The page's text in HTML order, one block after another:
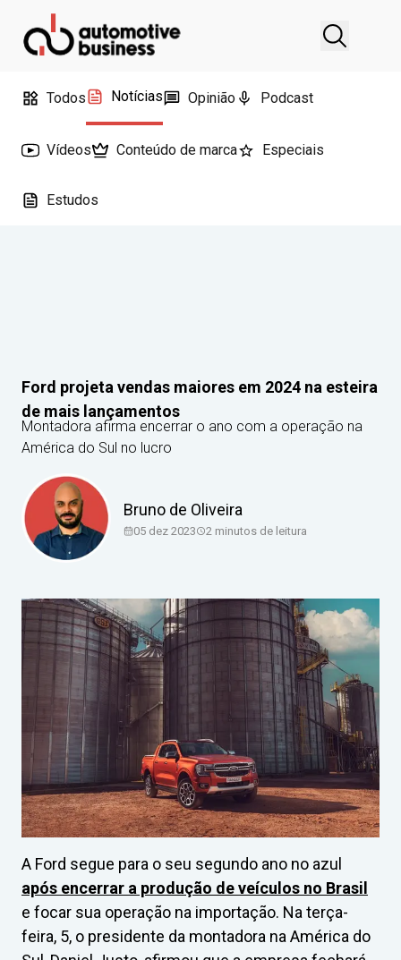
Todos Notícias Opinião Podcast
Vídeos Conteúdo de marca Especiais
Estudos
Ford projeta vendas maiores em 2024 na esteira
de mais lançamentos
Montadora afirma encerrar o ano com a operação na
América do Sul no lucro
Bruno de Oliveira
05 dez 2023 2 minutos de leitura
A Ford segue para o seu segundo ano no azul
após encerrar a produção de veículos no Brasil
e focar sua operação na importação. Na terça-
feira, 5, o presidente da montadora na América do